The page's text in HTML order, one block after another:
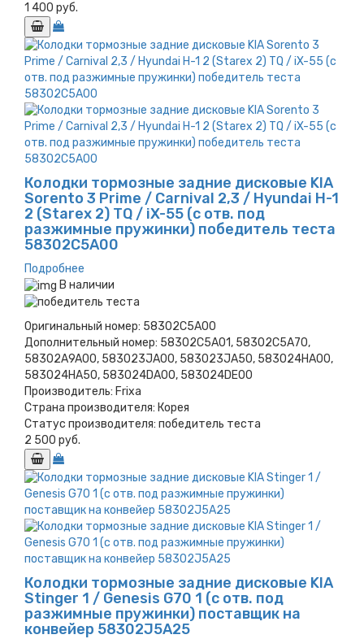
1 400 руб.
Колодки тормозные задние дисковые KIA
Sorento 3 Prime / Carnival 2,3 / Hyundai H-1
2 (Starex 2) TQ / iX-55 (с отв. под
разжимные пружинки) победитель теста
58302C5A00
Подробнее
В наличии
Оригинальный номер: 58302C5A00
Дополнительный номер: 58302C5A01, 58302C5A70,
58302A9A00, 583023JA00, 583023JA50, 583024HA00,
583024HA50, 583024DA00, 583024DE00
Производитель: Frixa
Страна производителя: Корея
Статус производителя: победитель теста
2 500 руб.
Колодки тормозные задние дисковые KIA
Stinger 1 / Genesis G70 1 (с отв. под
разжимные пружинки) поставщик на
конвейер 58302J5A25